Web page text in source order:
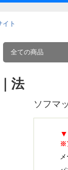
全ての商品
ソフマ
▼
※